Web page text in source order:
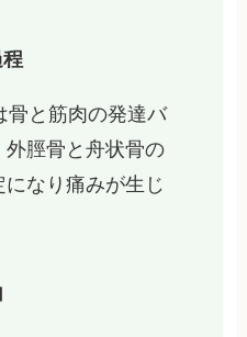
骨と筋肉の発達バ
外脛骨と舟状骨の
なり痛みが生じ